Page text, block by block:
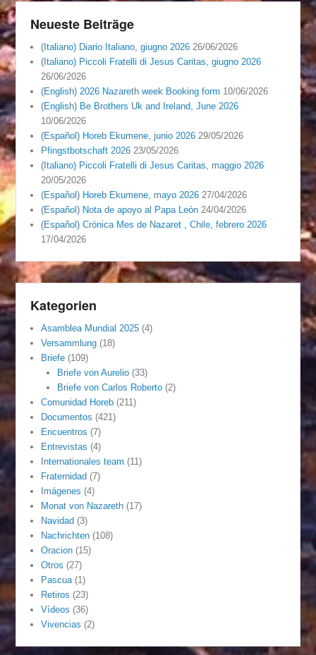
Neueste Beiträge
(Italiano) Diario Italiano, giugno 2026 26/06/2026
(Italiano) Piccoli Fratelli di Jesus Caritas, giugno 2026
26/06/2026
(English) 2026 Nazareth week Booking form 10/06/2026
(English) Be Brothers Uk and Ireland, June 2026
10/06/2026
(Español) Horeb Ekumene, junio 2026 29/05/2026
Pfingstbotschaft 2026 23/05/2026
(Italiano) Piccoli Fratelli di Jesus Caritas, maggio 2026
20/05/2026
(Español) Horeb Ekumene, mayo 2026 27/04/2026
(Español) Nota de apoyo al Papa León 24/04/2026
(Español) Crónica Mes de Nazaret , Chile, febrero 2026
17/04/2026
Kategorien
Asamblea Mundial 2025 (4)
Versammlung (18)
Briefe (109)
Briefe von Aurelio(33)
Briefe von Carlos Roberto(2)
Comunidad Horeb (211)
Documentos (421)
Encuentros (7)
Entrevistas (4)
Internationales team (11)
Fraternidad (7)
Imágenes (4)
Monat von Nazareth (17)
Navidad (3)
Nachrichten (108)
Oracion (15)
Otros (27)
Pascua (1)
Retiros (23)
Vídeos (36)
Vivencias (2)